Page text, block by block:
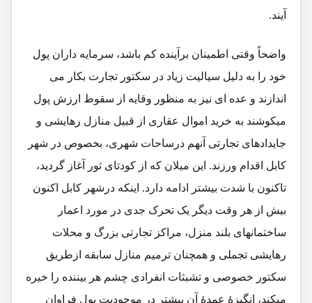
آیند.
واضحاً وقتی اطمینان برآینده کم باشد، سرمایه داران پول
خود را به دلیل سیالیت زیاد در سکتور تجارت بکار می
اندازند و عده ای نیز به منظور وقایه از سقوط ارزش پول
میکوشند به خرید اموال عقاری از قبیل منازل رهایشی و
جایدادهای تجارتی آنهم درساحات شهری، بخصوص در شهر
کابل اقدام ورزند. این میلان که از کودتای ثور آغاز گردید،
تاکنون با شدت بیشتر ادامه دارد. اینکه درشهر کابل اکنون
بیش از هر وقت دیگر یک تحرک جدی در مورد اعمار
ساختمانهای بلند منزل، مراکز تجارتی بزرگ و محلات
رهایشی تجملی و همچنان ترمیم منازل سابقه ازطریق
سکتور خصوصی و تشبثات انفرادی چشم هر بیننده را خیره
میکند، انگیزۀ عمدۀ آن بیشتر در موجودیت پول فراوان